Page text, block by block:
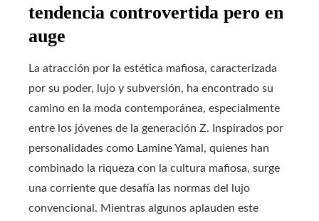
tendencia controvertida pero en
auge
La atracción por la estética mafiosa, caracterizada
por su poder, lujo y subversión, ha encontrado su
camino en la moda contemporánea, especialmente
entre los jóvenes de la generación Z. Inspirados por
personalidades como Lamine Yamal, quienes han
combinado la riqueza con la cultura mafiosa, surge
una corriente que desafía las normas del lujo
convencional. Mientras algunos aplauden este